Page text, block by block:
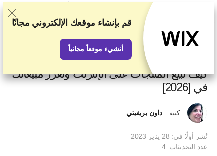
نصنف الخدمات بناء على اختبارات وبحوث صارمة، لكننا نأخذ في الاعتبار أيضًا
تقييماتكم وملاحظاتكم واتفاقياتنا التجارية مع مقدمي الخدمات الآخرين. تحتوي
هذه الصفحة على روابط تابعة.
الإفصاح الإعلاني
US$
كيف تبيع المنتجات على الإنترنت وتعزز مبيعاتك
في [2026]
كتبه: داون بريفيتي
نُشر أولًا في: 28 يناير 2023
عدد التحديثات: 4
قم بإنشاء موقعك الإلكتروني مجانًا
أنشيء موقعاً مجانياً